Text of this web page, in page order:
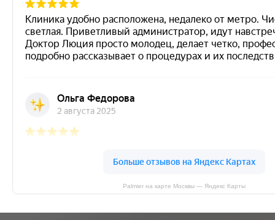
Palmier на карте Москвы — Яндекс Карты